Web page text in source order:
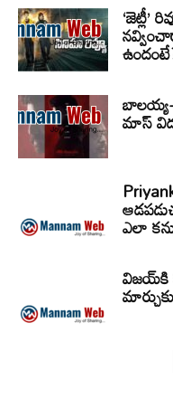
‘జెట్లీ’
మాస్
ఎలా
విజయ్‌కి